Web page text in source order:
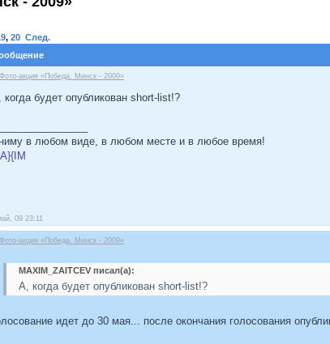
, 20 След.
Фото-акция «Победа. Минск - 2009»
когда будет опубликован short-list!?
в любом виде, в любом месте и в любое время!
09 23:11
Фото-акция «Победа. Минск - 2009»
MAXIM_ZAITCEV писал(а):
А, когда будет опубликован short-list!?
идет до 30 мая... после окончания голосования